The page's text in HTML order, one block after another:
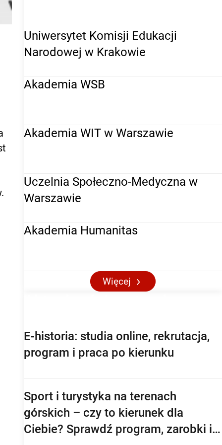
Uniwersytet Komisji Edukacji
Narodowej w Krakowie
Akademia WSB
Akademia WIT w Warszawie
Uczelnia Społeczno-Medyczna w
Warszawie
Akademia Humanitas
Więcej
E-historia: studia online, rekrutacja,
program i praca po kierunku
Sport i turystyka na terenach
górskich – czy to kierunek dla
Ciebie? Sprawdź program, zarobki i